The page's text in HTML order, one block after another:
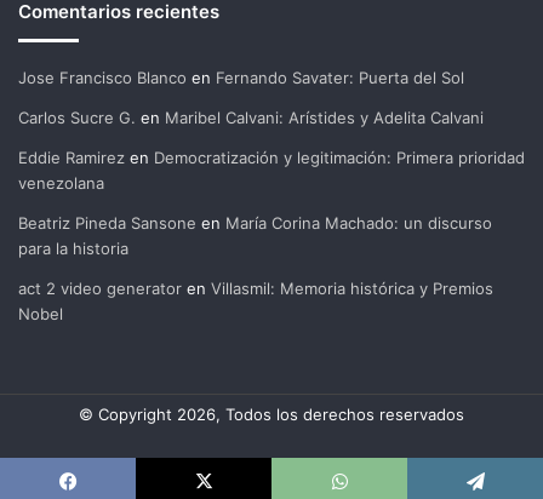
Comentarios recientes
Jose Francisco Blanco en Fernando Savater: Puerta del Sol
Carlos Sucre G. en Maribel Calvani: Arístides y Adelita Calvani
Eddie Ramirez en Democratización y legitimación: Primera prioridad
venezolana
Beatriz Pineda Sansone en María Corina Machado: un discurso
para la historia
act 2 video generator en Villasmil: Memoria histórica y Premios
Nobel
© Copyright 2026, Todos los derechos reservados